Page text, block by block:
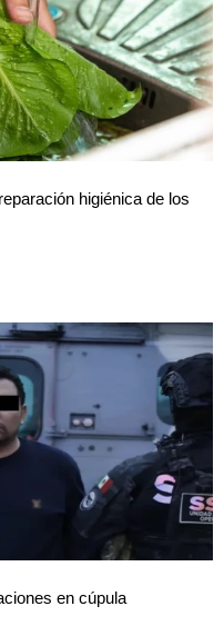
higiénica de los
en cúpula